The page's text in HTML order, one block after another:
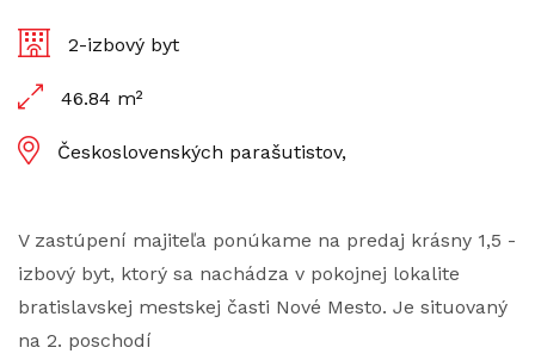
2-izbový byt
46.84 m²
Československých parašutistov,
V zastúpení majiteľa ponúkame na predaj krásny 1,5 -
izbový byt, ktorý sa nachádza v pokojnej lokalite
bratislavskej mestskej časti Nové Mesto. Je situovaný
na 2. poschodí